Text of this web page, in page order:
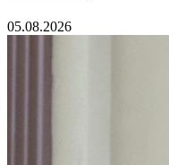
05.08.2026